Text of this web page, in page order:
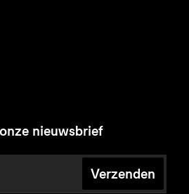
nieuwsbrief
Verzenden